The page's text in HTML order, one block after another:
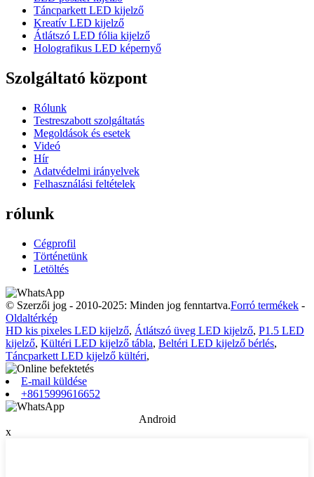
Táncparkett LED kijelző
Kreatív LED kijelző
Átlátszó LED fólia kijelző
Holografikus LED képernyő
Szolgáltató központ
Rólunk
Testreszabott szolgáltatás
Megoldások és esetek
Videó
Hír
Adatvédelmi irányelvek
Felhasználási feltételek
rólunk
Cégprofil
Történetünk
Letöltés
© Szerzői jog - 2010-2025: Minden jog fenntartva.Forró termékek -
Oldaltérkép
HD kis pixeles LED kijelző, Átlátszó üveg LED kijelző, P1.5 LED
kijelző, Kültéri LED kijelző tábla, Beltéri LED kijelző bérlés,
Táncparkett LED kijelző kültéri,
E-mail küldése
+8615999616652
Android
x